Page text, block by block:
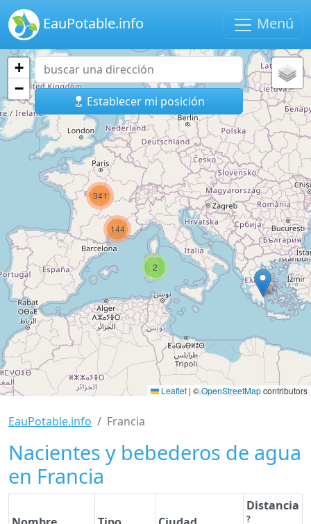
EauPotable.info Menú
Establecer mi posición
2
144
341
+
−
Leaflet | ©OpenStreetMapcontributors
EauPotable.info Francia
Nacientes y bebederos de agua
en Francia
Distancia
?